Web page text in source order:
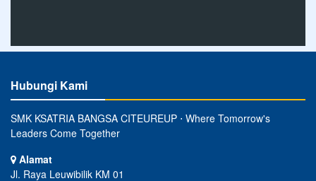
Hubungi Kami
SMK KSATRIA BANGSA CITEUREUP ⋅ Where Tomorrow's
Leaders Come Together
Alamat
Jl. Raya Leuwibilik KM 01